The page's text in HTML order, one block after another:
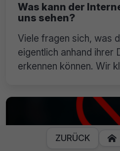
Was kann der
uns sehen?
Viele fragen sich, was
eigentlich anhand ihrer
erkennen können. Wir
ZURÜCK 